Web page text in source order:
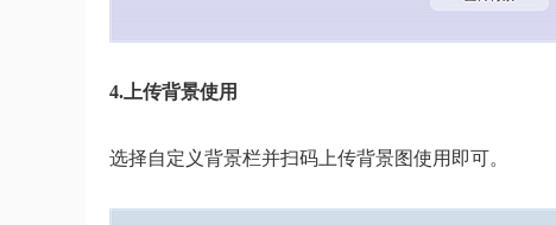
4.上传背景使用
选择自定义背景栏并扫码上传背景图使用即可。